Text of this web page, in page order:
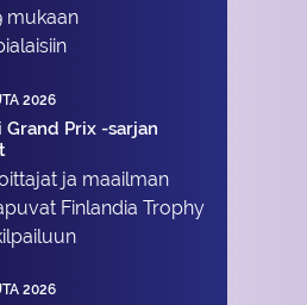
mukaan
2026
Grand Prix -sarjan
ja maailman
Finlandia Trophy
2026